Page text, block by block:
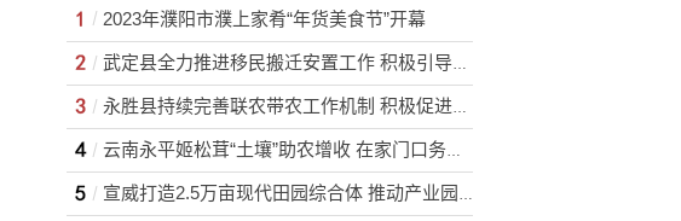
2023年濮阳市濮上家肴“年货美食节”开幕
武定县全力推进移民搬迁安置工作 积极引导移民多渠道就业
永胜县持续完善联农带农工作机制 积极促进农民收入持续增长
云南永平姬松茸“土壤”助农增收 在家门口务工实现稳步增收
宣威打造2.5万亩现代田园综合体 推动产业园区农业转型升级